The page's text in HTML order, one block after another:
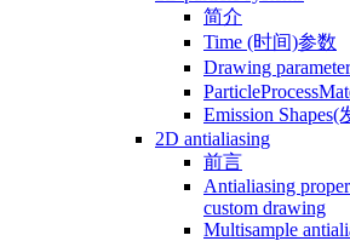
简介
Time (时间)参数
Drawing
Emission
2D antialiasing
前言
Antialiasing
custom drawing
Multisample